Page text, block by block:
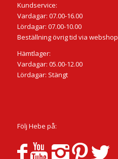
Kundservice:
Vardagar: 07.00-16.00
Lördagar: 07.00-10.00
Beställning övrig tid via webshop
Hämtlager:
Vardagar: 05.00-12.00
Lördagar: Stängt
Följ Hebe på: